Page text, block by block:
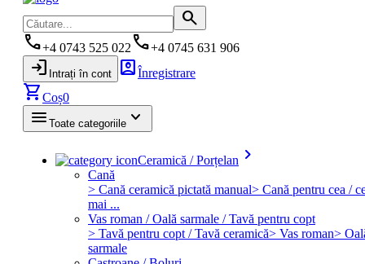
search
phone+4 0743 525 022 phone+4 0745 631 906
login Intrați în cont account_boxÎnregistrare
shopping_cartCoș0
menu Toate categoriile keyboard_arrow_down
Ceramică / Porțelan keyboard_arrow_right
Cană
> Cană ceramică pictată manual> Cană pentru cea /
mai ...
Vas roman / Oală sarmale / Tavă pentru copt
> Tavă pentru copt / Tavă ceramică> Vas roman>
sarmale